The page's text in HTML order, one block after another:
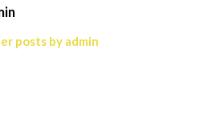
posts by admin